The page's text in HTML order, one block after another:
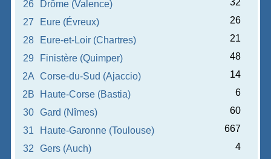
26
Drôme (Valence)
32
27
Eure (Évreux)
26
28
Eure-et-Loir (Chartres)
21
29
Finistère (Quimper)
48
2A Corse-du-Sud (Ajaccio)
14
2B
Haute-Corse (Bastia)
6
30
Gard (Nîmes)
60
31
Haute-Garonne (Toulouse)
667
32
Gers (Auch)
4